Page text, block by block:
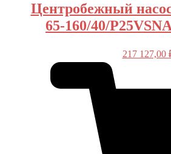
Центробежный
65-160/40/
217 127,00